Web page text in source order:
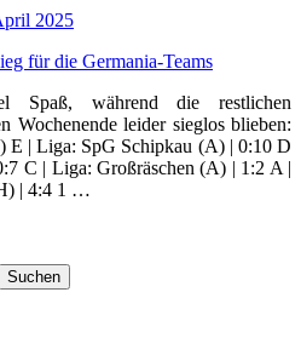
2025
Spaß, während die restlichen
Wochenende leider sieglos blieben:
E | Liga: SpG Schipkau (A) | 0:10 D
C | Liga: Großräschen (A) | 1:2 A |
| 4:4 1 …